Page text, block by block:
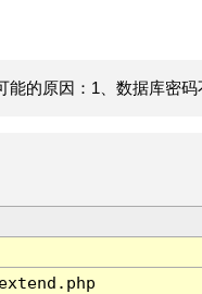
的原因：1、数据库密码